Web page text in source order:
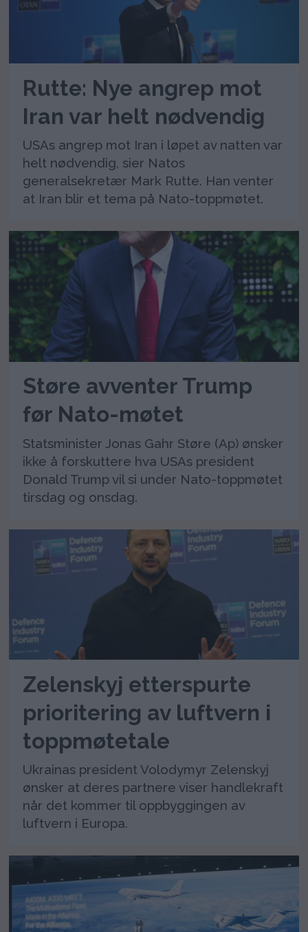
Rutte: Nye angrep mot
Iran var helt nødvendig
USAs angrep mot Iran i løpet av natten var
helt nødvendig, sier Natos
generalsekretær Mark Rutte. Han venter
at Iran blir et tema på Nato-toppmøtet.
Støre avventer Trump
før Nato-møtet
Statsminister Jonas Gahr Støre (Ap) ønsker
ikke å forskuttere hva USAs president
Donald Trump vil si under Nato-toppmøtet
tirsdag og onsdag.
Zelenskyj etterspurte
prioritering av luftvern i
toppmøtetale
Ukrainas president Volodymyr Zelenskyj
ønsker at deres partnere viser handlekraft
når det kommer til oppbyggingen av
luftvern i Europa.